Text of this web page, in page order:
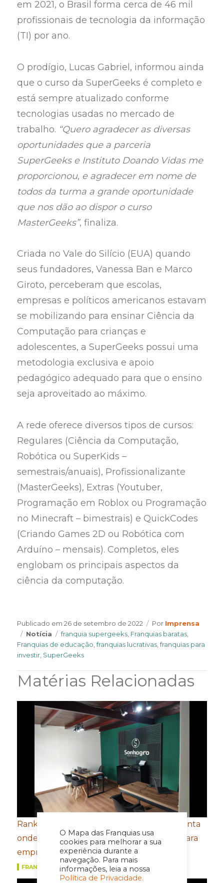
O Mapa das Franquias usa
cookies para melhorar a sua
experiência durante a
navegação. Para mais
informações, leia a nossa
Política de Privacidade.
em 2021, o Brasil forma cerca de 46 mil
profissionais de tecnologia da informação
(TI) por ano.
O prodígio, Lucas Gabriel, informou ainda
que o curso da SuperGeeks é completo e
está sempre atualizado conforme
tecnologias usadas no mercado de
trabalho. “Quero agradecer as diversas
oportunidades que a parceria
SuperGeeks e Instituto Doando Vidas me
proporcionou, e agradecer em nome de
todos da turma a grande oportunidade
que nos dão ao dispor o curso
MasterGeeks”, finaliza.
Criada no Vale do Silício (EUA) quando
seus fundadores, Vanessa Ban e Marco
Giroto, perceberam que escolas,
empresas e políticos americanos estavam
se mobilizando para ensinar Ciência da
Computação para crianças e
adolescentes, a SuperGeeks possui uma
metodologia exclusiva e apoio
pedagógico adequado para que o ensino
seja aproveitado ao máximo.
A rede oferece diversos tipos de cursos:
Regulares (Ciência da Computação,
Robótica ou SuperKids –
semestrais/anuais), Profissionalizante
(MasterGeeks), Extras (Youtuber,
Programação em Roblox ou Programação
no Minecraft – bimestrais) e QuickCodes
(Criando Games 2D ou Robótica com
Arduíno – mensais). Completos, eles
englobam os principais aspectos da
ciência da computação.
Publicado em26 de setembro de 2022 Por Author
Imprensa
Categories
Notícia Tags
franquia supergeeks, Franquias baratas,
Franquias de educação,franquias lucrativas,franquias para
investir, SuperGeeks
Matérias Relacionadas
Ranking das cidades mais ricas do agro aponta
onde estarão as próximas oportunidades para
empreender
FRANQUIAS